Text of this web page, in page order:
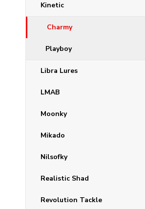
Kinetic
Charmy
Playboy
Libra Lures
LMAB
Moonky
Mikado
Nilsofky
Realistic Shad
Revolution Tackle